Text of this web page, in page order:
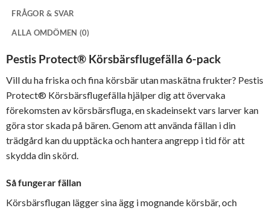
FRÅGOR & SVAR
ALLA OMDÖMEN (0)
Pestis Protect® Körsbärsflugefälla 6-pack
Vill du ha friska och fina körsbär utan maskätna frukter? Pestis
Protect® Körsbärsflugefälla hjälper dig att övervaka
förekomsten av körsbärsfluga, en skadeinsekt vars larver kan
göra stor skada på bären. Genom att använda fällan i din
trädgård kan du upptäcka och hantera angrepp i tid för att
skydda din skörd.
Så fungerar fällan
Körsbärsflugan lägger sina ägg i mognande körsbär, och